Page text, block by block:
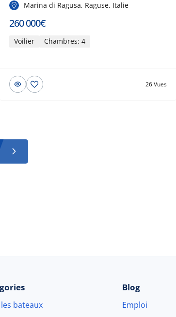
Marina di Ragusa, Raguse, Italie
260 000€
Voilier Chambres: 4
26 Vues
bateaux
Blog
Emploi